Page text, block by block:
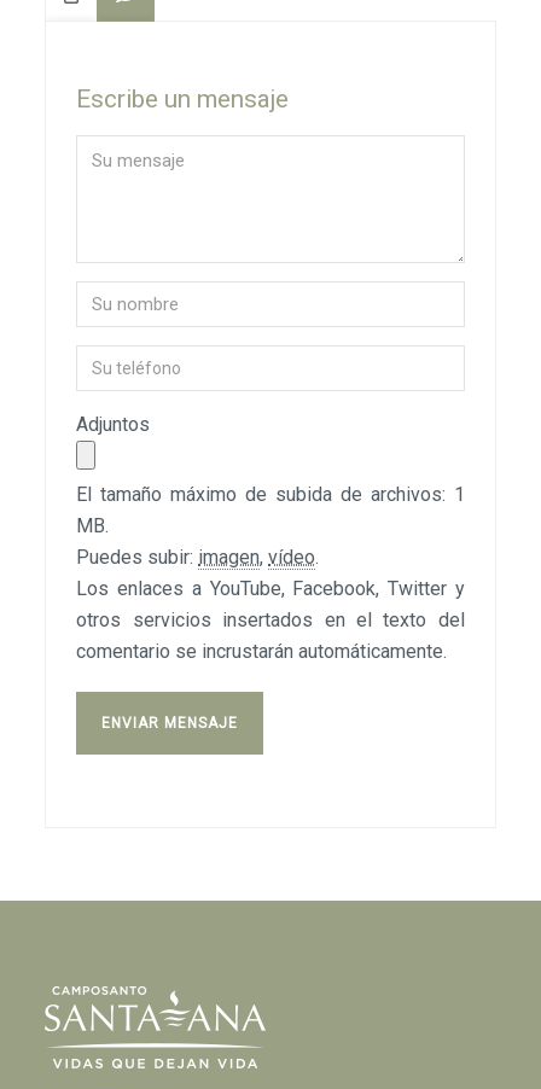
Escribe un mensaje
Adjuntos
El tamaño máximo de subida de archivos: 1
MB.
Puedes subir: imagen,vídeo.
Los enlaces a YouTube, Facebook, Twitter y
otros servicios insertados en el texto del
comentario se incrustarán automáticamente.